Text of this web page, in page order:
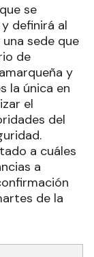
se
definirá al
sede que
de
y
la única en
el
del
a cuáles
a
de la